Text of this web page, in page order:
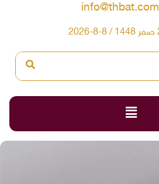
info@thbat.com